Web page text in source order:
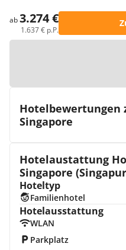
ab3.274 €
1.637 € p.P.
Hotelbewertungen
Singapore
Hotelaustattung
Singapore
Hoteltyp
Familienhotel
Hotelausstattung
WLAN
Parkplatz